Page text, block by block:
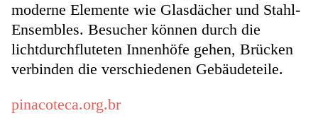
moderne Elemente wie Glasdächer und Stahl-
Ensembles. Besucher können durch die
lichtdurchfluteten Innenhöfe gehen, Brücken
verbinden die verschiedenen Gebäudeteile.
pinacoteca.org.br